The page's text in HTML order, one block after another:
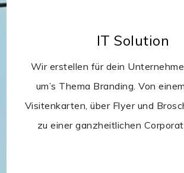
IT Solution
Wir erstellen für dein
um’s Thema Branding. Von
Visitenkarten, über Flyer und
zu einer ganzheitlichen